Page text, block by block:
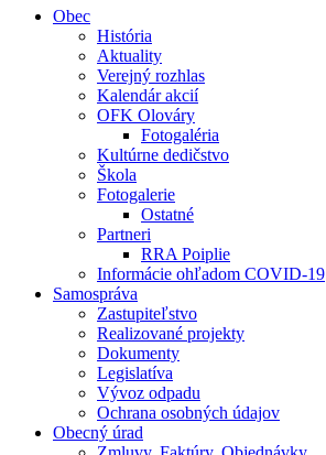
Obec
História
Aktuality
Verejný rozhlas
Kalendár akcií
OFK Olováry
Fotogaléria
Kultúrne dedičstvo
Škola
Fotogalerie
Ostatné
Partneri
RRA Poiplie
Informácie ohľadom COVID-19
Samospráva
Zastupiteľstvo
Realizované projekty
Dokumenty
Legislatíva
Vývoz odpadu
Ochrana osobných údajov
Obecný úrad